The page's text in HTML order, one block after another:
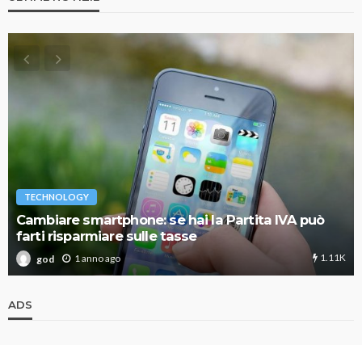
TECHNOLOGY
Cambiare smartphone: se hai la Partita IVA può
farti risparmiare sulle tasse
god 1 anno ago 1.11K
ADS